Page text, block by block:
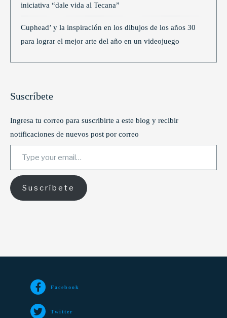
iniciativa “dale vida al Tecana”
Cuphead’ y la inspiración en los dibujos de los años 30
para lograr el mejor arte del año en un videojuego
Suscríbete
Ingresa tu correo para suscribirte a este blog y recibir
notificaciones de nuevos post por correo
Type your email…
Suscríbete
Facebook
Twitter